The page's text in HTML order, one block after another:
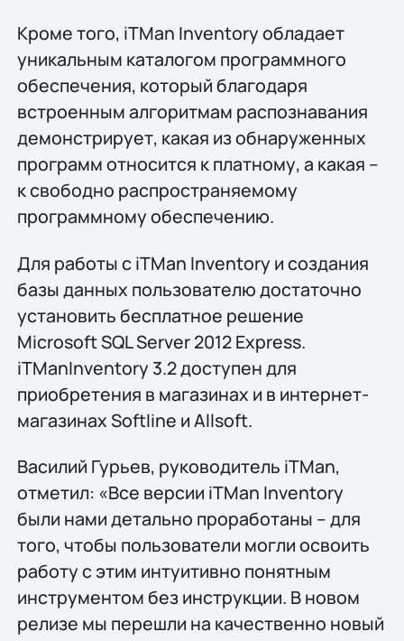
Кроме того, iTMan Inventory обладает
уникальным каталогом программного
обеспечения, который благодаря
встроенным алгоритмам распознавания
демонстрирует, какая из обнаруженных
программ относится к платному, а какая –
к свободно распространяемому
программному обеспечению.
Для работы с iTMan Inventory и создания
базы данных пользователю достаточно
установить бесплатное решение
Microsoft SQL Server 2012 Express.
iTManInventory 3.2 доступен для
приобретения в магазинах и в интернет-
магазинах Softline и Allsoft.
Василий Гурьев, руководитель iTMan,
отметил: «Все версии iTMan Inventory
были нами детально проработаны – для
того, чтобы пользователи могли освоить
работу с этим интуитивно понятным
инструментом без инструкции. В новом
релизе мы перешли на качественно новый